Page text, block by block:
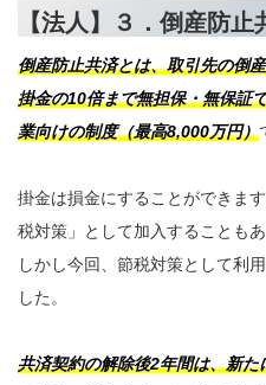
【法人】３．倒産防
倒産防止共済とは、取引先の倒
掛金の10倍まで無担保・無保証
業向けの制度（最高8,000万円）
掛金は損金にすることができま
税対策」として加入することもあ
しかし今回、節税対策として利
した。
共済契約の解除後2年間は、新